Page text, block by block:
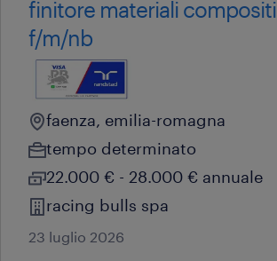
finitore materiali compositi
f/m/nb
faenza, emilia-romagna
tempo determinato
22.000 € - 28.000 € annuale
racing bulls spa
23 luglio 2026